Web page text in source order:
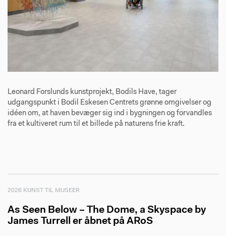
Leonard Forslunds kunstprojekt, Bodils Have, tager
udgangspunkt i Bodil Eskesen Centrets grønne omgivelser og
idéen om, at haven bevæger sig ind i bygningen og forvandles
fra et kultiveret rum til et billede på naturens frie kraft.
2026 KUNST TIL MUSEER
As Seen Below – The Dome, a Skyspace by
James Turrell er åbnet på ARoS